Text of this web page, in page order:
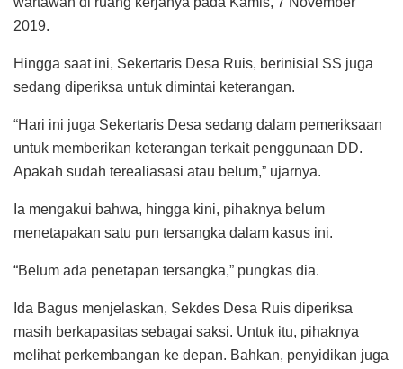
2019.
Hingga saat ini, Sekertaris Desa Ruis, berinisial SS juga
sedang diperiksa untuk dimintai keterangan.
“Hari ini juga Sekertaris Desa sedang dalam pemeriksaan
untuk memberikan keterangan terkait penggunaan DD.
Apakah sudah terealiasasi atau belum,” ujarnya.
Ia mengakui bahwa, hingga kini, pihaknya belum
menetapakan satu pun tersangka dalam kasus ini.
“Belum ada penetapan tersangka,” pungkas dia.
Ida Bagus menjelaskan, Sekdes Desa Ruis diperiksa
masih berkapasitas sebagai saksi. Untuk itu, pihaknya
melihat perkembangan ke depan. Bahkan, penyidikan juga